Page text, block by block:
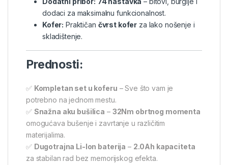
dodaci za maksimalnu funkcionalnost.
Kofer: Praktičan čvrst kofer za lako nošenje i
skladištenje.
Prednosti:
✅ Kompletan set u koferu – Sve što vam je
potrebno na jednom mestu.
✅ Snažna aku bušilica – 32Nm obrtnog momenta
omogućava bušenje i zavrtanje u različitim
materijalima.
✅ Dugotrajna Li-Ion baterija – 2.0Ah kapaciteta
za stabilan rad bez memorijskog efekta.